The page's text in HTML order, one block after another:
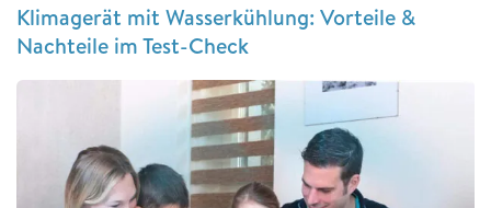
Klimagerät mit Wasserkühlung: Vorteile &
Nachteile im Test-Check